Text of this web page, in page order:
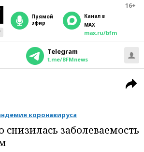
16+
прямой
эфир
Канал в
MAX
max.ru/bfm
Telegram
t.me/BFMnews
коронавируса
снизилась заболеваемость